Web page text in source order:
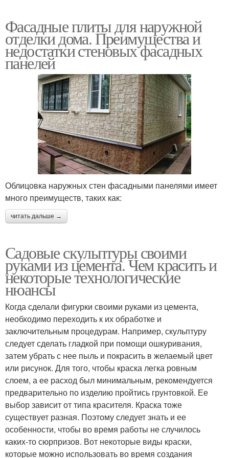
Фасадные плиты для наружной
отделки дома. Преимущества и
недостатки стеновых фасадных
панелей
Облицовка наружных стен фасадными панелями имеет
много преимуществ, таких как:
читать дальше →
Садовые скульптуры своими
руками из цемента. Чем красить и
некоторые технологические
нюансы
Когда сделали фигурки своими руками из цемента,
необходимо переходить к их обработке и
заключительным процедурам. Например, скульптуру
следует сделать гладкой при помощи ошкуривания,
затем убрать с нее пыль и покрасить в желаемый цвет
или рисунок. Для того, чтобы краска легка ровным
слоем, а ее расход был минимальным, рекомендуется
предварительно по изделию пройтись грунтовкой. Ее
выбор зависит от типа красителя. Краска тоже
существует разная. Поэтому следует знать и ее
особенности, чтобы во время работы не случилось
каких-то сюрпризов. Вот некоторые виды краски,
которые можно использовать во время создания